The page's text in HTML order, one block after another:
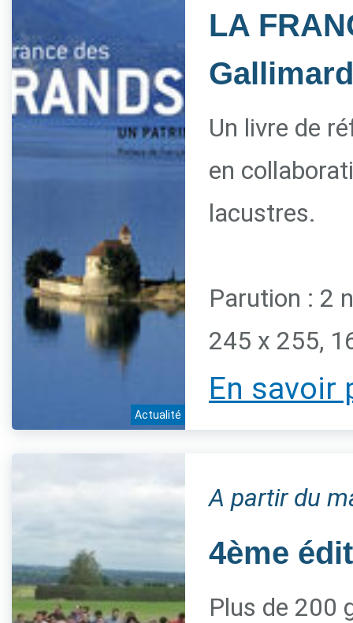
Actualité
LA
Gallimard
Un livre de
en
lacustres.
Parution : 2
245 x 255,
En savoir
A partir du
4ème
Plus de 200